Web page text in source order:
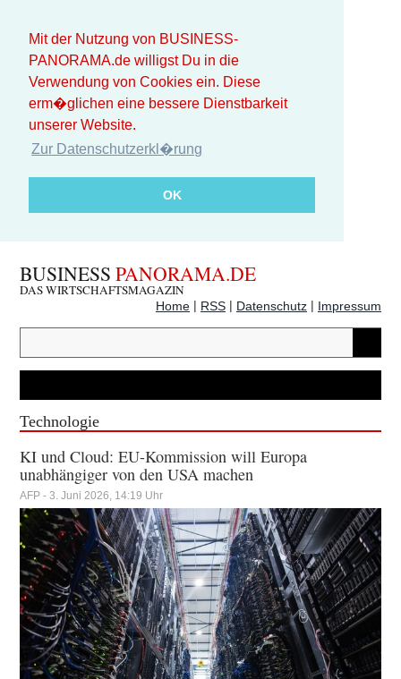
Mit der Nutzung von BUSINESS-
PANORAMA.de willigst Du in die
Verwendung von Cookies ein. Diese
erm�glichen eine bessere Dienstbarkeit
unserer Website.
Zur Datenschutzerkl�rung
OK
BUSINESS PANORAMA.DE
DAS WIRTSCHAFTSMAGAZIN
Home | RSS | Datenschutz | Impressum
Technologie
KI und Cloud: EU-Kommission will Europa
unabhängiger von den USA machen
AFP - 3. Juni 2026, 14:19 Uhr